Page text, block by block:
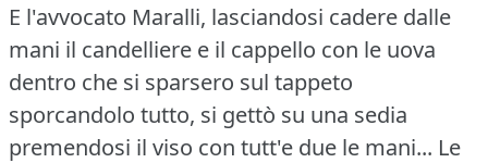
E l'avvocato Maralli, lasciandosi cadere dalle
mani il candelliere e il cappello con le uova
dentro che si sparsero sul tappeto
sporcandolo tutto, si gettò su una sedia
premendosi il viso con tutt'e due le mani... Le